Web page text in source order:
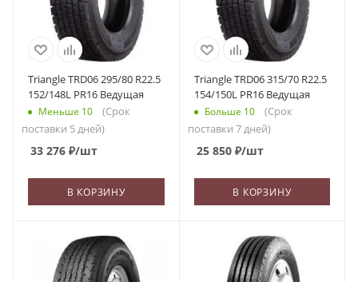
Triangle TRD06 295/80 R22.5
152/148L PR16 Ведущая
Меньше 10
(Срок
поставки 5 дней)
33 276 ₽/шт
В КОРЗИНУ
Triangle TRD06 315/70 R22.5
154/150L PR16 Ведущая
Больше 10
(Срок
поставки 7 дней)
25 850₽/шт
В КОРЗИНУ